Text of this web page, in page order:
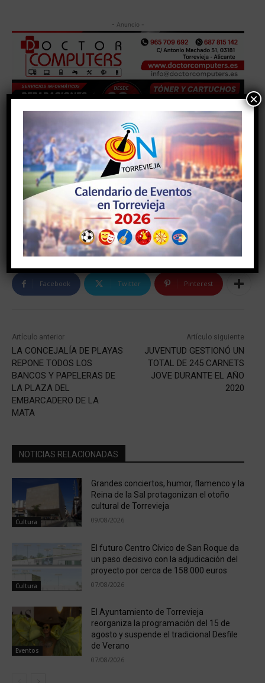
- Anuncio -
Facebook Twitter Pinterest
Artículo anterior
LA CONCEJALÍA DE PLAYAS
REPONE TODOS LOS
BANCOS Y PAPELERAS DE
LA PLAZA DEL
EMBARCADERO DE LA
MATA
Artículo siguiente
JUVENTUD GESTIONÓ UN
TOTAL DE 245 CARNETS
JOVE DURANTE EL AÑO
2020
NOTICIAS RELACIONADAS
Cultura
Grandes conciertos, humor, flamenco y la
Reina de la Sal protagonizan el otoño
cultural de Torrevieja
09/08/2026
Cultura
El futuro Centro Cívico de San Roque da
un paso decisivo con la adjudicación del
proyecto por cerca de 158.000 euros
07/08/2026
Eventos
El Ayuntamiento de Torrevieja
reorganiza la programación del 15 de
agosto y suspende el tradicional Desfile
de Verano
07/08/2026
×